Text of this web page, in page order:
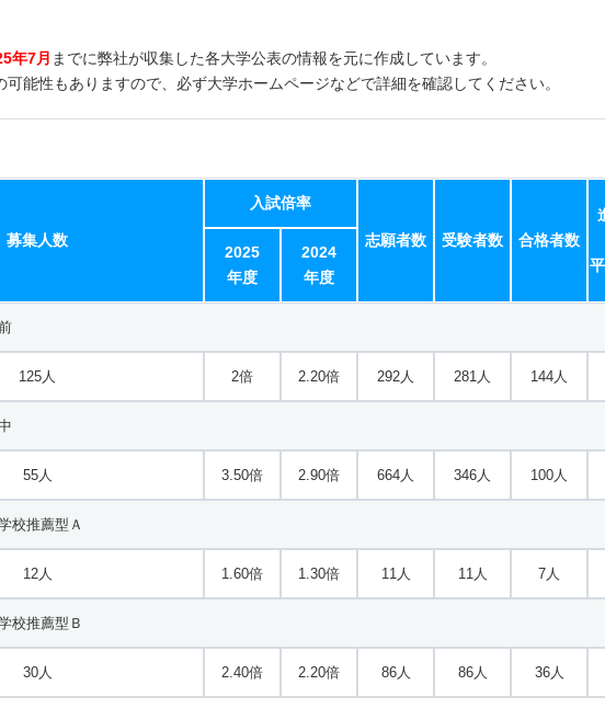
年7月 までに弊社が収集した各大学公表の情報を元に作成しています。
能性もありますので、必ず大学ホームページなどで詳細を確認してください。
募集人数
入試倍率
志願者数 受験者数 合格者数
2025
年度
2024
年度
125人 2倍 2.20倍 292人 281人 144人
55人 3.50倍 2.90倍 664人 346人 100人
校推薦型Ａ
12人 1.60倍 1.30倍 11人 11人 7人
校推薦型Ｂ
30人 2.40倍 2.20倍 86人 86人 36人